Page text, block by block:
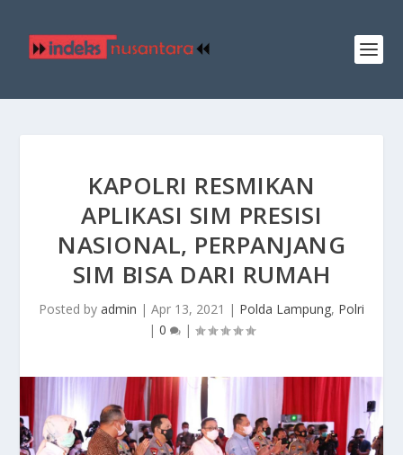
KAPOLRI RESMIKAN
APLIKASI SIM PRESISI
NASIONAL, PERPANJANG
SIM BISA DARI RUMAH
Posted by admin | Apr 13, 2021 | Polda Lampung, Polri
| 0 |